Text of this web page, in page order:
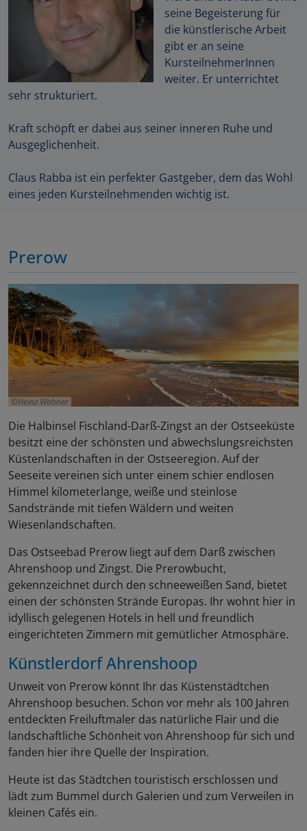
seine Begeisterung für
die künstlerische Arbeit
gibt er an seine
KursteilnehmerInnen
weiter. Er unterrichtet
sehr strukturiert.
Kraft schöpft er dabei aus seiner inneren Ruhe und
Ausgeglichenheit.
Claus Rabba ist ein perfekter Gastgeber, dem das Wohl
eines jeden Kursteilnehmenden wichtig ist.
Prerow
Heinz Wohner
Die Halbinsel Fischland-Darß-Zingst an der Ostseeküste
besitzt eine der schönsten und abwechslungsreichsten
Küstenlandschaften in der Ostseeregion. Auf der
Seeseite vereinen sich unter einem schier endlosen
Himmel kilometerlange, weiße und steinlose
Sandstrände mit tiefen Wäldern und weiten
Wiesenlandschaften.
Das Ostseebad Prerow liegt auf dem Darß zwischen
Ahrenshoop und Zingst. Die Prerowbucht,
gekennzeichnet durch den schneeweißen Sand, bietet
einen der schönsten Strände Europas. Ihr wohnt hier in
idyllisch gelegenen Hotels in hell und freundlich
eingerichteten Zimmern mit gemütlicher Atmosphäre.
Künstlerdorf Ahrenshoop
Unweit von Prerow könnt Ihr das Küstenstädtchen
Ahrenshoop besuchen. Schon vor mehr als 100 Jahren
entdeckten Freiluftmaler das natürliche Flair und die
landschaftliche Schönheit von Ahrenshoop für sich und
fanden hier ihre Quelle der Inspiration.
Heute ist das Städtchen touristisch erschlossen und
lädt zum Bummel durch Galerien und zum Verweilen in
kleinen Cafés ein.